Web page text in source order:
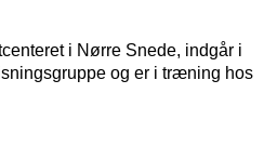
i Nørre Snede, indgår i
og er i træning hos